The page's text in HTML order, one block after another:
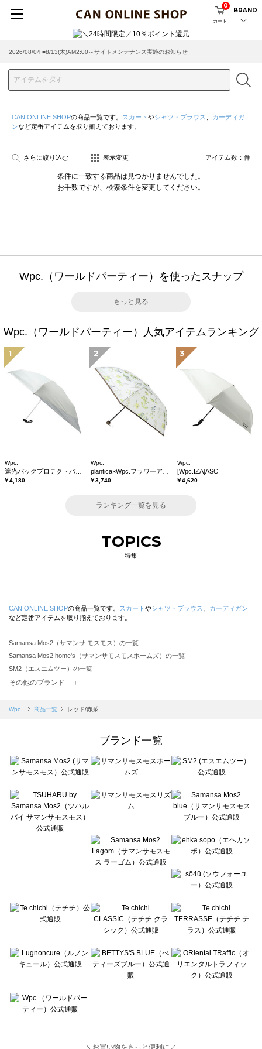
カート
0
BRAND
2026/08/04 ■8/13(木)AM2:00～サイトメンテナンス実施のお知らせ
CAN ONLINE SHOPの商品一覧です。 スカート やシャツ・ブラウス
カーディガ
ンなど定番アイテムを取り揃えております。
さらに絞り込む 表示変更 アイテム数： 件
条件に一致する商品は見つかりませんでした。
お手数ですが、検索条件を変更してください。
Wpc.（ワールドパーティー）を使ったスナップ
もっと見る
Wpc.（ワールドパーティー）人気アイテムランキング
1
Wpc.
￥4,180
2
Wpc.
￥3,740
3
Wpc.
[Wpc.IZA]ASC
￥4,620
ランキング一覧を見る
TOPICS
特集
CAN ONLINE SHOPの商品一覧です。 スカート やシャツ・ブラウス
カーディガン
など定番アイテムを取り揃えております。
Samansa Mos2（サマンサ モスモス）の一覧
Samansa Mos2 home's（サマンサモスモスホームズ）の一覧
SM2（エスエムツー）の一覧
TSUHARU by Samansa Mos2（ツハルバイサマンサモスモス）の一覧
Samansa Mos2 blue（サマンサモスモス ブルー）の一覧
Te chichi（テチチ）の一覧
Te chichi CLASSIC（テチチ クラシック）の一覧
Lugnoncure（ルノンキュール）の一覧
BETTY'S BLUE（べティーズブルー）の一覧
Wpc.（ワールドパーティー）の一覧
その他のブランド ＋
Wpc. 商品一覧 レッド/赤系
ブランド一覧
＼お買い物をもっと便利に／